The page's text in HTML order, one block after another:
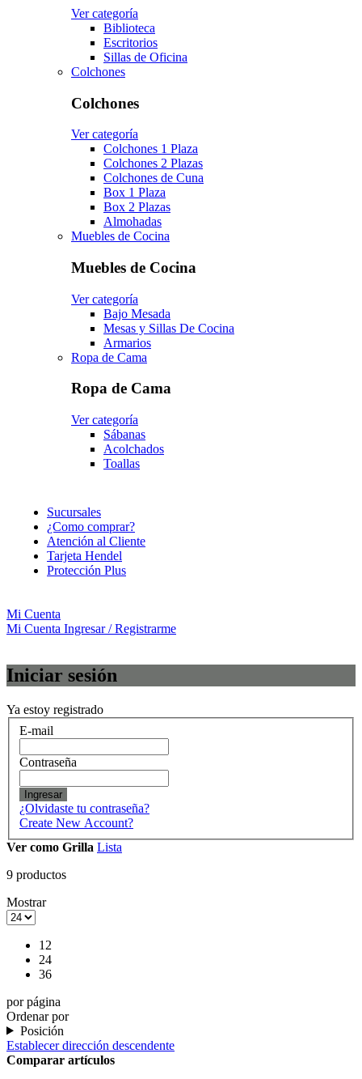
Ver categoría
Biblioteca
Escritorios
Sillas de Oficina
Colchones
Colchones
Ver categoría
Colchones 1 Plaza
Colchones 2 Plazas
Colchones de Cuna
Box 1 Plaza
Box 2 Plazas
Almohadas
Muebles de Cocina
Muebles de Cocina
Ver categoría
Bajo Mesada
Mesas y Sillas De Cocina
Armarios
Ropa de Cama
Ropa de Cama
Ver categoría
Sábanas
Acolchados
Toallas
Sucursales
¿Como comprar?
Atención al Cliente
Tarjeta Hendel
Protección Plus
Mi Cuenta
Mi Cuenta Ingresar / Registrarme
Iniciar sesión
Ya estoy registrado
E-mail
Contraseña
Ingresar
¿Olvidaste tu contraseña?
Create New Account?
Ver como Grilla Lista
9 productos
Mostrar
12
24
36
por página
Ordenar por
Posición
Establecer dirección descendente
Comparar artículos